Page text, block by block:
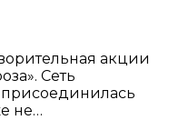
акции
Сеть
не…